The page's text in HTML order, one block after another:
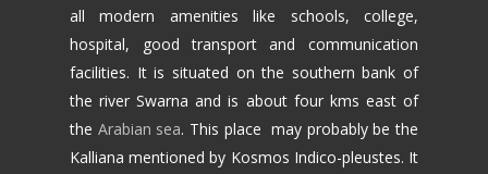
all modern amenities like schools, college,
hospital, good transport and communication
facilities. It is situated on the southern bank of
the river Swarna and is about four kms east of
the Arabian sea. This place may probably be the
Kalliana mentioned by Kosmos Indico-pleustes. It